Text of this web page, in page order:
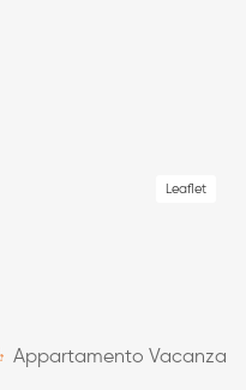
Leaflet
Appartamento Vacanza